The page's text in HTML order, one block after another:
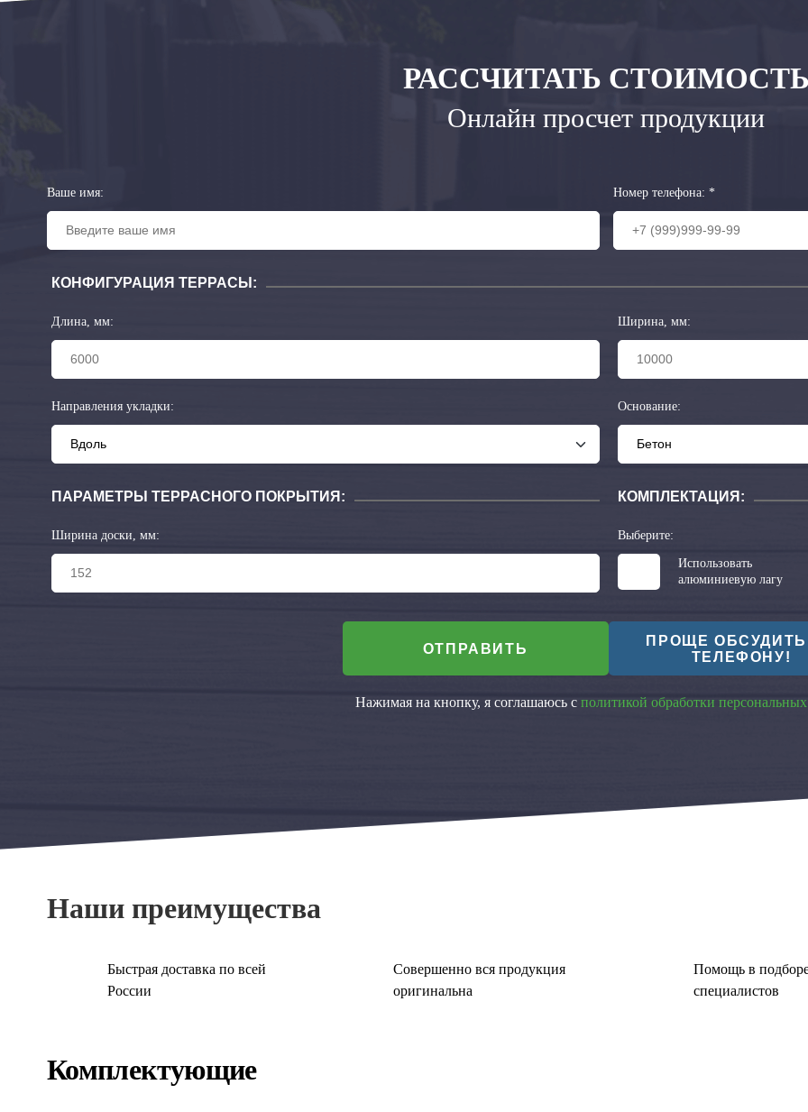
РАССЧИТАТЬ
Онлайн просчет продукции
Ваше имя: Номер телефона: *
КОНФИГУРАЦИЯ ТЕРРАСЫ:
Длина, мм: Ширина, мм:
Направления укладки: Основание:
ПАРАМЕТРЫ ТЕРРАСНОГО ПОКРЫТИЯ:
Ширина доски, мм:
КОМПЛЕКТАЦИЯ:
Выберите:
Использовать
алюминиевую лагу
ОТПРАВИТЬ
ПРОЩЕ
ТЕЛЕФОНУ!
Нажимая на кнопку, я соглашаюсь с политикой обработки
Наши преимущества
Быстрая доставка по всей
России
Совершенно вся продукция
оригинальна
Помощь в
специалистов
Комплектующие